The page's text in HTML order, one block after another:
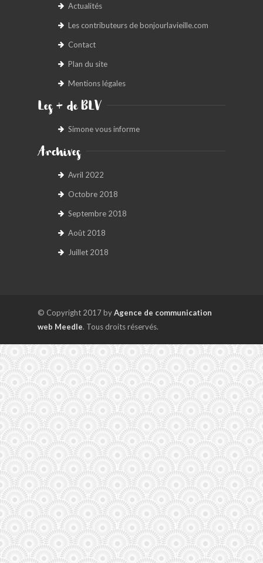
Actualités
Les contributeurs de bonjourlavieille.com
Contact
Plan du site
Mentions légales
Les + de BLV
Simone vous informe
Archives
Avril 2022
Octobre 2018
Septembre 2018
Août 2018
Juillet 2018
© Copyright 2017 byAgence de communication
web Meedle. Tous droits réservés.